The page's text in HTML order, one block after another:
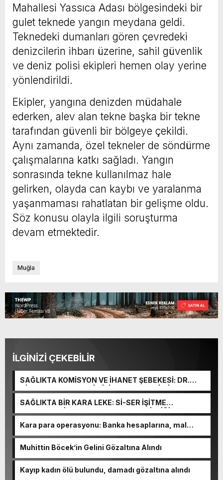
Mahallesi Yassıca Adası bölgesindeki bir
gulet teknede yangın meydana geldi.
Teknedeki dumanları gören çevredeki
denizcilerin ihbarı üzerine, sahil güvenlik
ve deniz polisi ekipleri hemen olay yerine
yönlendirildi.
Ekipler, yangına denizden müdahale
ederken, alev alan tekne başka bir tekne
tarafından güvenli bir bölgeye çekildi.
Aynı zamanda, özel tekneler de söndürme
çalışmalarına katkı sağladı. Yangın
sonrasında tekne kullanılmaz hale
gelirken, olayda can kaybı ve yaralanma
yaşanmaması rahatlatan bir gelişme oldu.
Söz konusu olayla ilgili soruşturma
devam etmektedir.
Muğla
İLGİNİZİ ÇEKEBİLİR
SAĞLIKTA KOMİSYON VE İHANET ŞEBEKESİ: DR.
NİHAT URUÇ VE SEMİH İŞİTME MERKEZİ’NİN SGK
VURGUNU!
SAĞLIKTA BİR KARA LEKE: Sİ-SER İŞİTME
MERKEZLERİ VE MODERN UMUT TACİRLİĞİ
Kara para operasyonu: Banka hesaplarına, mal
Muhittin Böcek’in Gelini Gözaltına Alındı
Kayıp kadın ölü bulundu, damadı gözaltına alındı